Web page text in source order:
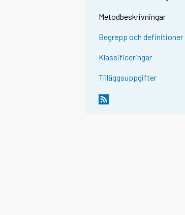
Metodbeskrivningar
Begrepp och definitioner
Klassificeringar
Tilläggsuppgifter